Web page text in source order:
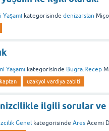
Yaşamı kategorisinde denizarslan Miço
Yaşamı kategorisinde Bugra.Recep
kaptan uzakyol vardiya zabiti
ilgili sorular ve
Genel kategorisinde Ares Acemi